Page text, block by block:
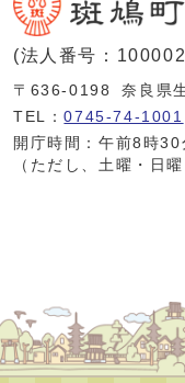
(法人番号：
〒636-0198
奈良県
TEL：0745-74-1001
開庁時間：午前8時
（ただし、土曜・日